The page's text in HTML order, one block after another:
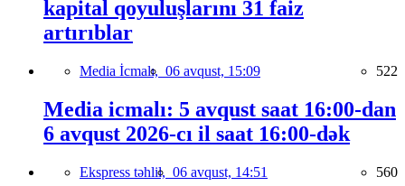
kapital qoyuluşlarını 31 faiz
artırıblar
Media İcmalı, 06 avqust, 15:09 522
Media icmalı: 5 avqust saat 16:00-dan
6 avqust 2026-cı il saat 16:00-dək
Ekspress təhlil, 06 avqust, 14:51 560